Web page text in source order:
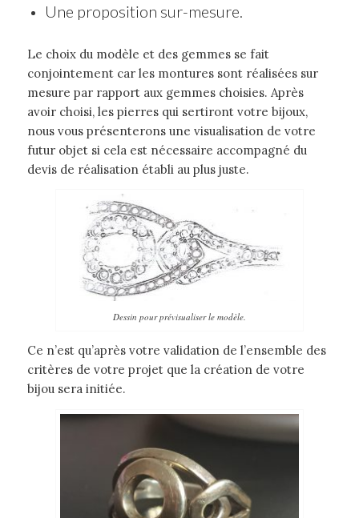
Une proposition sur-mesure.
Le choix du modèle et des gemmes se fait
conjointement car les montures sont réalisées sur
mesure par rapport aux gemmes choisies. Après
avoir choisi, les pierres qui sertiront votre bijoux,
nous vous présenterons une visualisation de votre
futur objet si cela est nécessaire accompagné du
devis de réalisation établi au plus juste.
Dessin pour prévisualiser le modèle.
Ce n’est qu’après votre validation de l’ensemble des
critères de votre projet que la création de votre
bijou sera initiée.